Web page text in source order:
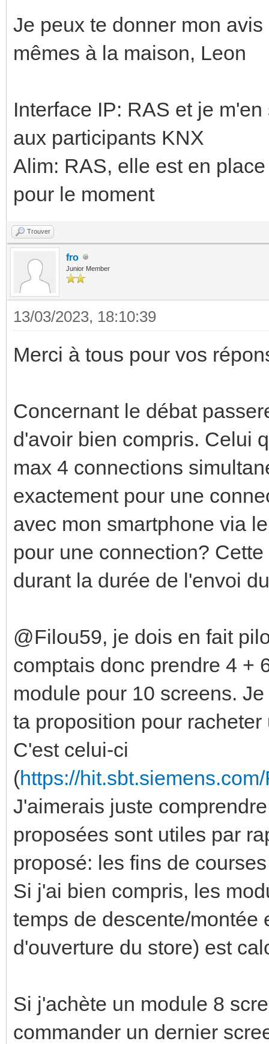
Je peux te donner mon
mêmes à la maison, Leon
Interface IP: RAS et je
aux participants KNX
Alim: RAS, elle est en
pour le moment
Trouver
fro
Junior Member
13/03/2023, 18:10:39
Merci à tous pour vos
Concernant le débat
d'avoir bien compris. Celui
max 4 connections
exactement pour une
avec mon smartphone via
pour une connection?
durant la durée de l'envoi
@Filou59, je dois en fait
comptais donc prendre 4 +
module pour 10 screens.
ta proposition pour
C'est celui-ci
(https://
J'aimerais juste
proposées sont utiles par
proposé: les fins de
Si j'ai bien compris, les
temps de descente/montée
d'ouverture du store) est
Si j'achète un module 8
commander un dernier